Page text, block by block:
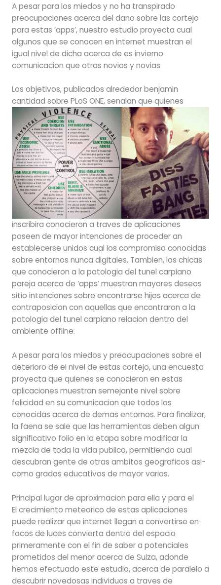
A pesar para los miedos y no ha transpirado
preocupaciones acerca del dano sobre las cortejo
para estas ‘apps’, nuestro estudio proyecta cual
algunos que se conocen en internet muestran el
igual nivel de dicha acerca de es invierno
comunicacion que otras novios y novias
Los objetivos, publicados alrededor benjamin
cantidad sobre PLoS ONE, senalan que quienes
inscribira conocieron a traves de aplicaciones
poseen de mayor intenciones de proceder an
establecerse unidos cual los compromiso conocidas
sobre entornos nunca digitales. Tambien, los chicas
que conocieron a la patologi­a del tunel carpiano
pareja acerca de ‘apps’ muestran mayores deseos
sitio intenciones sobre encontrarse hijos acerca de
contraposicion con aquellas que encontraron a la
patologi­a del tunel carpiano relacion dentro del
ambiente offline.
A pesar para los miedos y preocupaciones sobre el
deterioro de el nivel de estas cortejo, una encuesta
proyecta que quienes se conocieron en estas
aplicaciones muestran semejante nivel sobre
felicidad en su comunicacion que todos los
conocidas acerca de demas entornos. Para finalizar,
la faena se sale que las herramientas deben algun
significativo folio en la etapa sobre modificar la
mezcla de toda la vida publico, permitiendo cual
descubran gente de otras ambitos geograficos asi­
como grados educativos de mayor varios.
Principal lugar de aproximacion para ella y para el
El crecimiento meteorico de estas aplicaciones
puede realizar que internet llegan a convertirse en
focos de luces convierta dentro del espacio
primeramente con el fin de saber a potenciales
prometidos del menor acerca de Suiza, adonde
hemos efectuado este estudio, acerca de paralelo a
descubrir novedosas individuos a traves de